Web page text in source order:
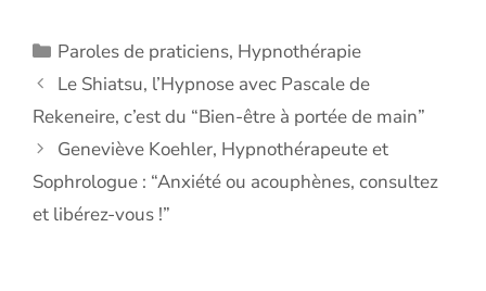
Catégories
Paroles de praticiens, Hypnothérapie
Le Shiatsu, l’Hypnose avec Pascale de
Rekeneire, c’est du “Bien-être à portée de main”
Geneviève Koehler, Hypnothérapeute et
Sophrologue : “Anxiété ou acouphènes, consultez
et libérez-vous !”